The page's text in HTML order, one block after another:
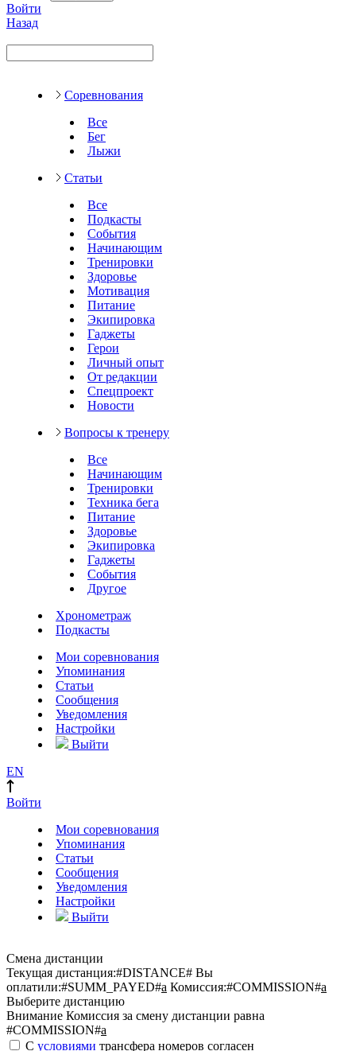
Войти
Назад
Соревнования
Все
Бег
Лыжи
Статьи
Все
Подкасты
События
Начинающим
Тренировки
Здоровье
Мотивация
Питание
Экипировка
Гаджеты
Герои
Личный опыт
От редакции
Спецпроект
Новости
Вопросы к тренеру
Все
Начинающим
Тренировки
Техника бега
Питание
Здоровье
Экипировка
Гаджеты
События
Другое
Хронометраж
Подкасты
Мои соревнования
Упоминания
Статьи
Сообщения
Уведомления
Настройки
Выйти
EN
Войти
Мои соревнования
Упоминания
Статьи
Сообщения
Уведомления
Настройки
Выйти
Смена дистанции
Текущая дистанция:#DISTANCE# Вы
оплатили:#SUMM_PAYED#a Комиссия:#COMMISSION#a
Выберите дистанцию
Внимание Комиссия за смену дистанции равна
#COMMISSION#a
С условиями трансфера номеров согласен